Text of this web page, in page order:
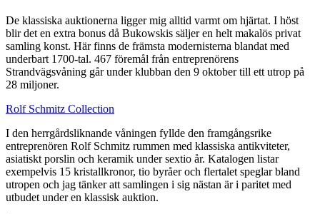
De klassiska auktionerna ligger mig alltid varmt om hjärtat. I höst
blir det en extra bonus då Bukowskis säljer en helt makalös privat
samling konst. Här finns de främsta modernisterna blandat med
underbart 1700-tal. 467 föremål från entreprenörens
Strandvägsvåning går under klubban den 9 oktober till ett utrop på
28 miljoner.
Rolf Schmitz Collection
I den herrgårdsliknande våningen fyllde den framgångsrike
entreprenören Rolf Schmitz rummen med klassiska antikviteter,
asiatiskt porslin och keramik under sextio år. Katalogen listar
exempelvis 15 kristallkronor, tio byråer och flertalet speglar bland
utropen och jag tänker att samlingen i sig nästan är i paritet med
utbudet under en klassisk auktion.